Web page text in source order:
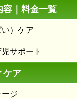
容｜料金一覧
）ケア
サポート
ケア
ジ